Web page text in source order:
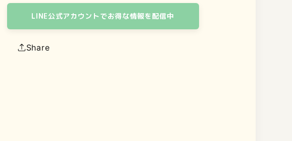
LINE公式アカウントでお得な情報を配信中
Share